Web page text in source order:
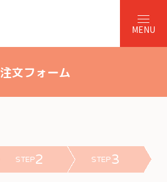
注文フォーム
STEP2 STEP3